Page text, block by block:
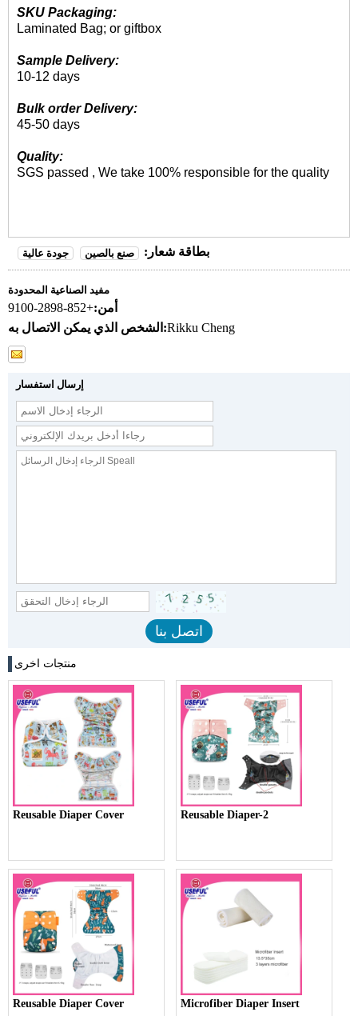
SKU Packaging:
Laminated Bag; or giftbox
Sample Delivery:
10-12 days
Bulk order Delivery:
45-50 days
Quality:
SGS passed , We take 100% responsible for the quality
بطاقة شعار: صنع بالصين جودة عالية
مفيد الصناعية المحدودة
أمن:+852-2898-9100
الشخص الذي يمكن الاتصال به:Rikku Cheng
إرسال استفسار
منتجات اخرى
Reusable Diaper Cover Reusable Diaper-2
Reusable Diaper Cover Microfiber Diaper Insert